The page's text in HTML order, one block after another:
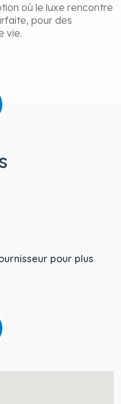
où le luxe rencontre
pour des
vie.
pour plus